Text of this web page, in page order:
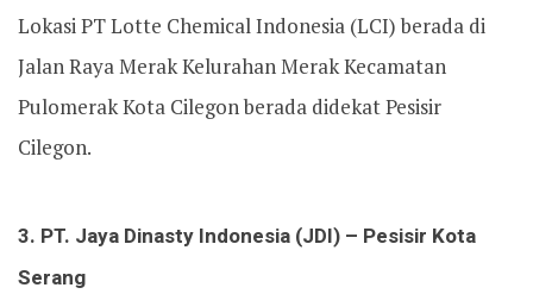
Lokasi PT Lotte Chemical Indonesia (LCI) berada di
Jalan Raya Merak Kelurahan Merak Kecamatan
Pulomerak Kota Cilegon berada didekat Pesisir
Cilegon.
3. PT. Jaya Dinasty Indonesia (JDI) – Pesisir Kota
Serang